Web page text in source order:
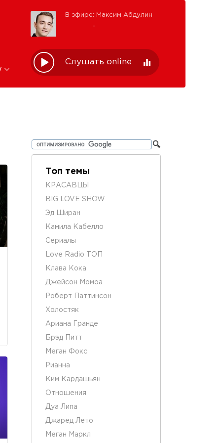
В эфире: Максим Абдулин
Слушать online
Топ темы
КРАСАВЦЫ
BIG LOVE SHOW
Эд Ширан
Камила Кабелло
Сериалы
Love Radio ТОП
Клава Кока
Джейсон Момоа
Роберт Паттинсон
Холостяк
Ариана Гранде
Брэд Питт
Меган Фокс
Рианна
Ким Кардашьян
Отношения
Дуа Липа
Джаред Лето
Меган Маркл